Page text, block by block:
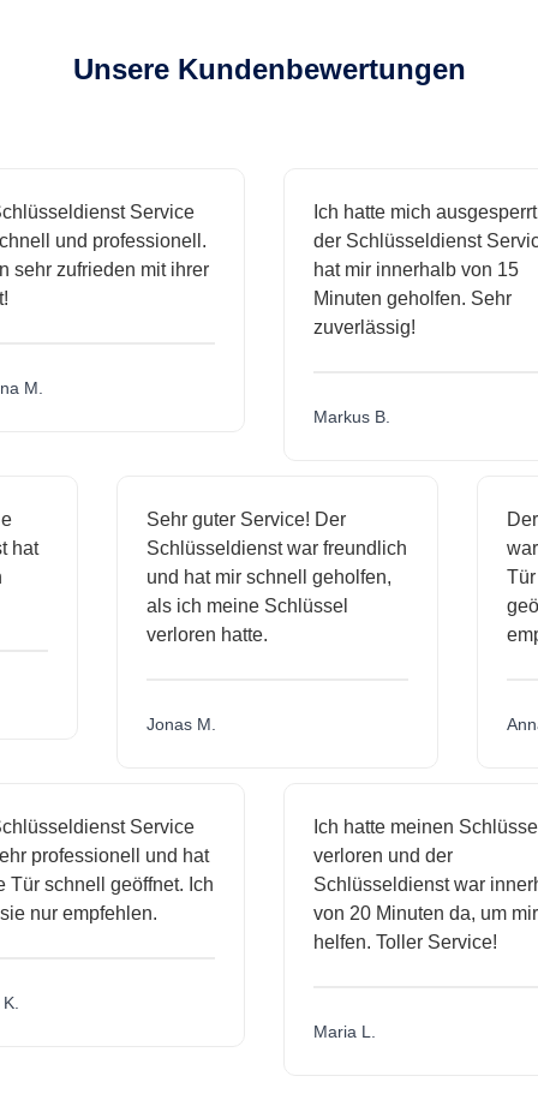
Unsere Kundenbewertungen
Service
und professionell.
zufrieden mit ihrer
M.
Ich hatte mich ausgesperrt
der Schlüsseldienst Service
hat mir innerhalb von 15
Minuten geholfen. Sehr
zuverlässig!
Markus B.
hat
Sehr guter Service! Der
Schlüsseldienst war freundlich
und hat mir schnell geholfen,
als ich meine Schlüssel
verloren hatte.
Jonas M.
Service
professionell und hat
schnell geöffnet. Ich
nur empfehlen.
Ich hatte meinen Schlüssel
verloren und der
Schlüsseldienst war
von 20 Minuten da, um mir
helfen. Toller Service!
Maria L.